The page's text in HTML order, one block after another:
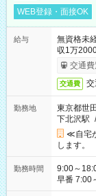
WEB登録・面接OK
給与
無資格未
収1万
交通費
交通費
勤務地
東京都世
下北沢駅
≪自宅
します。
勤務時間
9:00～18:00（休憩60分
早番 7:00～
い」 「余